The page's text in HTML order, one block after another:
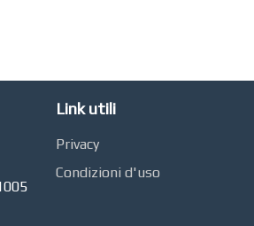
Link utili
Privacy
Condizioni d'uso